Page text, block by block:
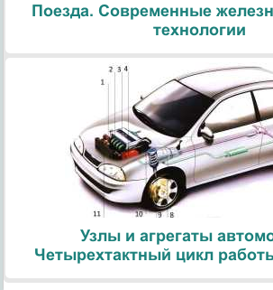
Поезда. Современные
технологии
Узлы и агрегаты
Четырехтактный цикл